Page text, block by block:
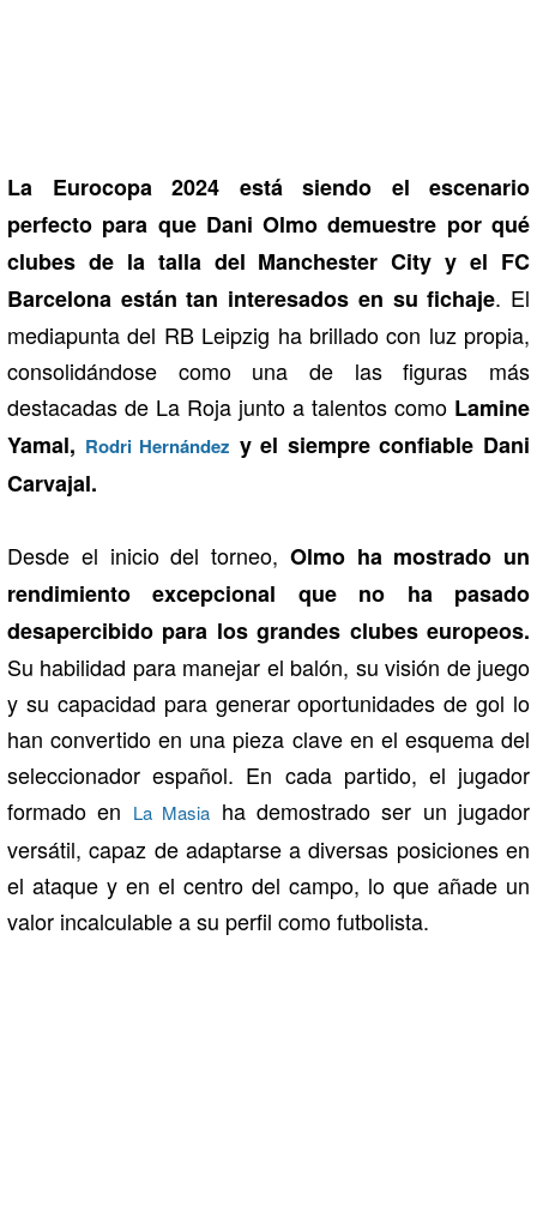
La Eurocopa 2024 está siendo el escenario
perfecto para que Dani Olmo demuestre por qué
clubes de la talla del Manchester City y el FC
Barcelona están tan interesados en su fichaje. El
mediapunta del RB Leipzig ha brillado con luz propia,
consolidándose como una de las figuras más
destacadas de La Roja junto a talentos como Lamine
Yamal, Rodri Hernández y el siempre confiable Dani
Carvajal.
Desde el inicio del torneo, Olmo ha mostrado un
rendimiento excepcional que no ha pasado
desapercibido para los grandes clubes europeos.
Su habilidad para manejar el balón, su visión de juego
y su capacidad para generar oportunidades de gol lo
han convertido en una pieza clave en el esquema del
seleccionador español. En cada partido, el jugador
formado en La Masia ha demostrado ser un jugador
versátil, capaz de adaptarse a diversas posiciones en
el ataque y en el centro del campo, lo que añade un
valor incalculable a su perfil como futbolista.